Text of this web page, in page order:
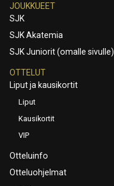
JOUKKUEET
SJK
SJK Akatemia
SJK Juniorit (omalle sivulle)
OTTELUT
Liput ja kausikortit
Liput
Kausikortit
VIP
Otteluinfo
Otteluohjelmat